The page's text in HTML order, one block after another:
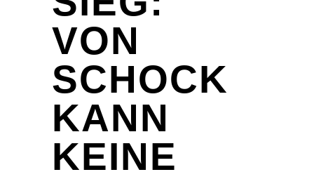
VON
SCHOCK
KANN
KEINE